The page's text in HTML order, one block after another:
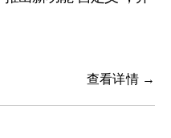
查看详情 →